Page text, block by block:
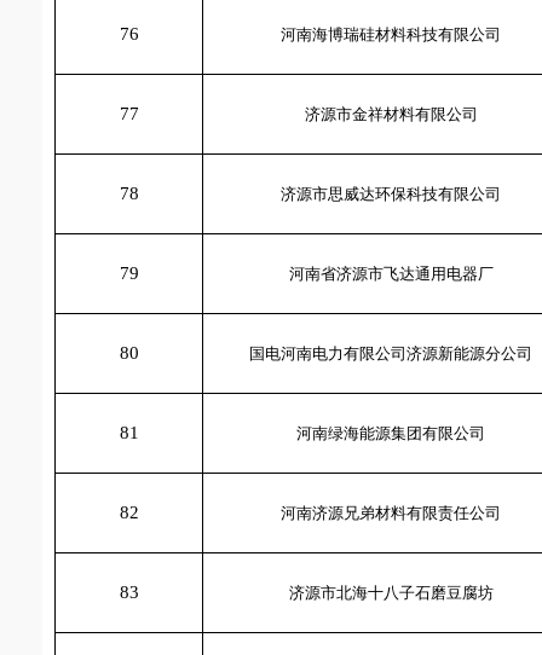
76 河南海博瑞硅材料科技有限公司
77 济源市金祥材料有限公司
78 济源市思威达环保科技有限公司
79 河南省济源市飞达通用电器厂
80 国电河南电力有限公司济源新能源分公司
81 河南绿海能源集团有限公司
82 河南济源兄弟材料有限责任公司
83 济源市北海十八子石磨豆腐坊